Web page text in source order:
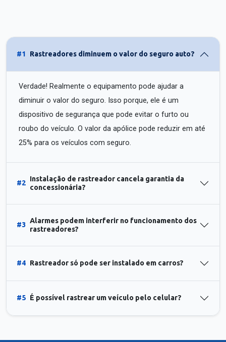
#1 Rastreadores diminuem o valor do seguro auto?
Verdade! Realmente o equipamento pode ajudar a
diminuir o valor do seguro. Isso porque, ele é um
dispositivo de segurança que pode evitar o furto ou
roubo do veículo. O valor da apólice pode reduzir em até
25% para os veículos com seguro.
#2
Instalação de rastreador cancela garantia da
concessionária?
#3
Alarmes podem interferir no funcionamento dos
rastreadores?
#4 Rastreador só pode ser instalado em carros?
#5 É possível rastrear um veículo pelo celular?